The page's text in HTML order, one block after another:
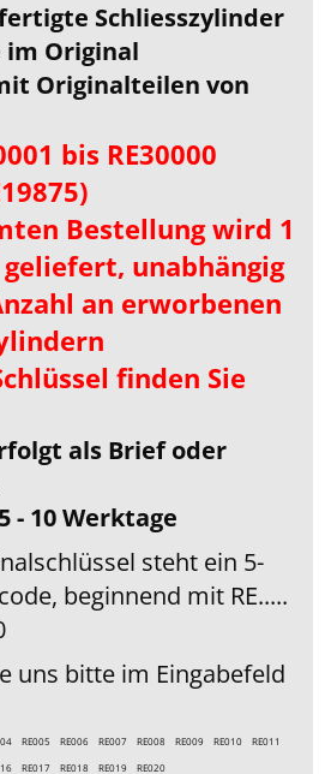
Schliesszylinder
im Original
Originalteilen von
bis RE30000
Bestellung wird 1
geliefert, unabhängig
an erworbenen
finden Sie
als Brief oder
- 10 Werktage
steht ein 5-
beginnend mit RE.....
uns bitte im Eingabefeld
RE005 RE006 RE007 RE008 RE009 RE010 RE011
RE017 RE018 RE019 RE020